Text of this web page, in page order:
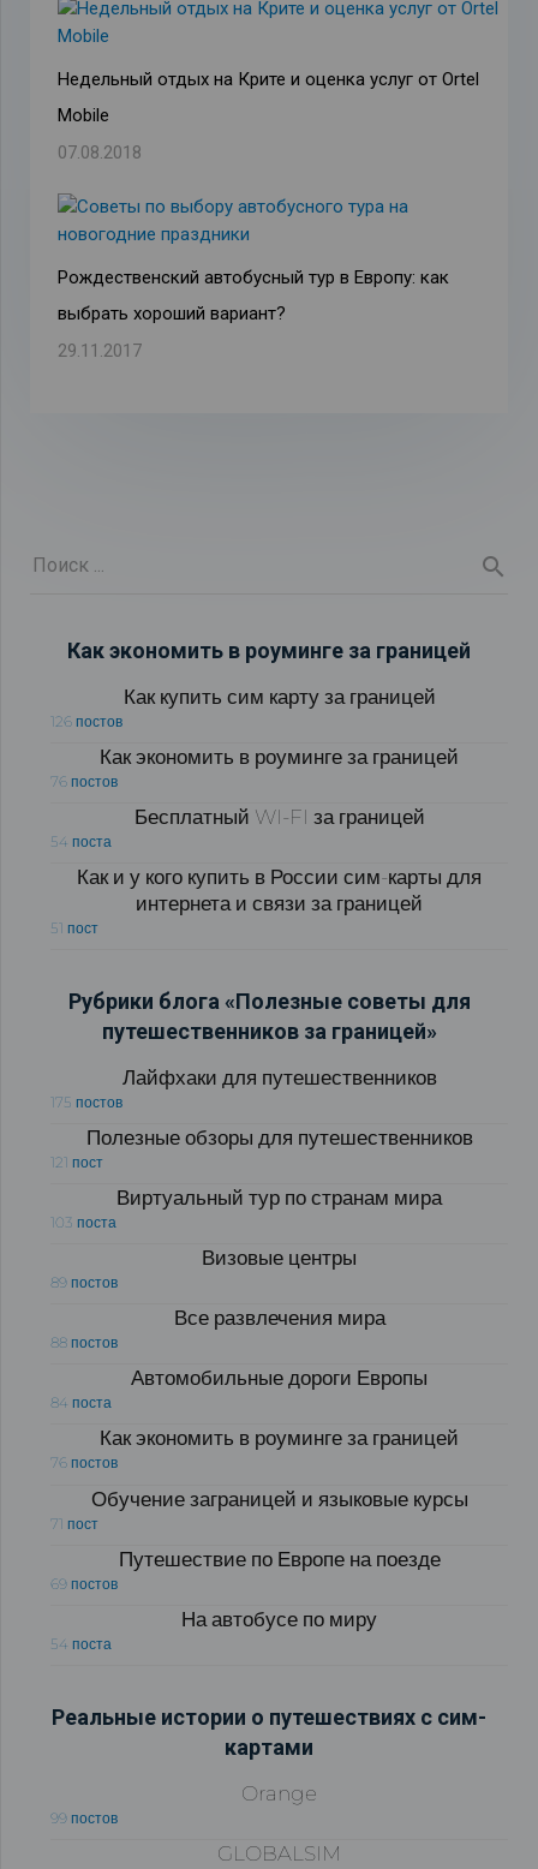
Недельный отдых на Крите и оценка услуг от Ortel
Mobile
07.08.2018
Рождественский автобусный тур в Европу: как
выбрать хороший вариант?
29.11.2017
Как экономить в роуминге за границей
Как купить сим карту за границей
126 постов
Как экономить в роуминге за границей
76 постов
Бесплатный WI-FI за границей
54 поста
Как и у кого купить в России сим-карты для
интернета и связи за границей
51 пост
Рубрики блога «Полезные советы для
путешественников за границей»
Лайфхаки для путешественников
175 постов
Полезные обзоры для путешественников
121 пост
Виртуальный тур по странам мира
103 поста
Визовые центры
89 постов
Все развлечения мира
88 постов
Автомобильные дороги Европы
84 поста
Как экономить в роуминге за границей
76 постов
Обучение заграницей и языковые курсы
71 пост
Путешествие по Европе на поезде
69 постов
На автобусе по миру
54 поста
Реальные истории о путешествиях с сим-
картами
Orange
99 постов
GLOBALSIM